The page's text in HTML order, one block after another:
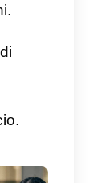
su
ti
più